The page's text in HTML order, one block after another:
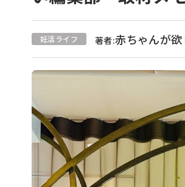
妊活ライフ 著者:赤ちゃんが